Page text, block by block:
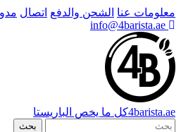
معلومات عنا الشحن والدفع اتصال
4barista.ae كل ما يخص الباريستا
بحث